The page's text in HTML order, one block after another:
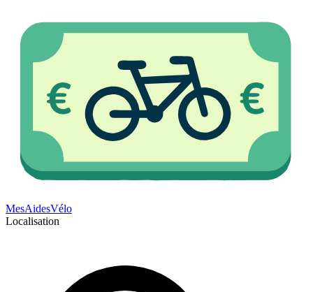
MesAidesVélo
Localisation